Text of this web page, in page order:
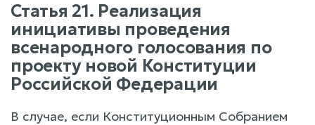
Статья 21. Реализация
инициативы проведения
всенародного голосования по
проекту новой Конституции
Российской Федерации
В случае, если Конституционным Собранием